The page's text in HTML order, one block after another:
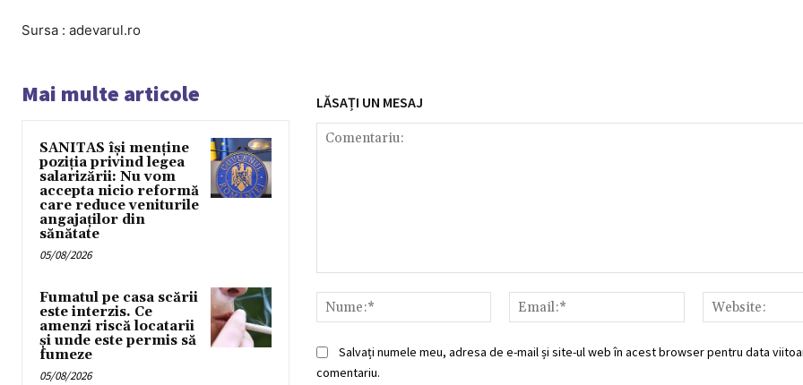
Sursa : adevarul.ro
Mai multe articole
SANITAS își menține
poziția privind legea
salarizării: Nu vom
accepta nicio reformă
care reduce veniturile
angajaților din
sănătate
05/08/2026
Fumatul pe casa scării
este interzis. Ce
amenzi riscă locatarii
și unde este permis să
fumeze
05/08/2026
LĂSAȚI UN MESAJ
Nume:*
Email:*
Salvați numele meu, adresa de e-mail și site-ul web în acest browser pentru data
comentariu.